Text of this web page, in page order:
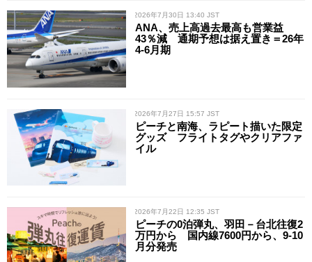
/ 2026年7月30日 13:40 JST
ANA、売上高過去最高も営業益
43％減 通期予想は据え置き＝26年
4-6月期
/ 2026年7月27日 15:57 JST
ピーチと南海、ラピート描いた限定
グッズ フライトタグやクリアファ
イル
/ 2026年7月22日 12:35 JST
ピーチの0泊弾丸、羽田－台北往復2
万円から 国内線7600円から、9-10
月分発売